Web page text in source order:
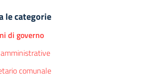
le categorie
di governo
comunale